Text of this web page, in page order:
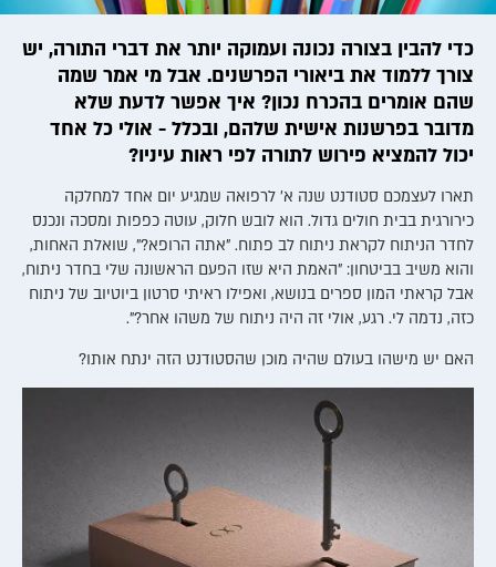
כדי להבין בצורה נכונה ועמוקה יותר את דברי התורה, יש
צורך ללמוד את ביאורי הפרשנים. אבל מי אמר שמה
שהם אומרים בהכרח נכון? איך אפשר לדעת שלא
מדובר בפרשנות אישית שלהם, ובכלל - אולי כל אחד
יכול להמציא פירוש לתורה לפי ראות עיניו?
תארו לעצמכם סטודנט שנה א' לרפואה שמגיע יום אחד למחלקה
כירורגית בבית חולים גדול. הוא לובש חלוק, עוטה כפפות ומסכה ונכנס
לחדר הניתוח לקראת ניתוח לב פתוח. "אתה הרופא?", שואלת האחות,
והוא משיב בביטחון: "האמת היא שזו הפעם הראשונה שלי בחדר ניתוח,
אבל קראתי המון ספרים בנושא, ואפילו ראיתי סרטון ביוטיוב של ניתוח
כזה, נדמה לי. רגע, אולי זה היה ניתוח של משהו אחר?".
האם יש מישהו בעולם שהיה מוכן שהסטודנט הזה ינתח אותו?